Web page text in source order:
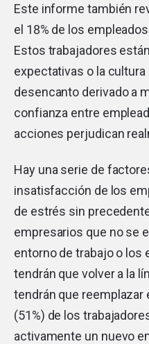
Este informe también
el 18% de los
Estos trabajadores
expectativas o la
desencanto derivado a
confianza entre
acciones perjudican
Hay una serie de
insatisfacción de los
de estrés sin
empresarios que no se
entorno de trabajo o los
tendrán que volver a la
tendrán que reemplazar
(51%) de los
activamente un nuevo